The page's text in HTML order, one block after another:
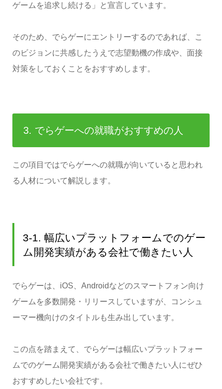
ゲームを追求し続ける」と宣言しています。
そのため、でらゲーにエントリーするのであれば、こ
のビジョンに共感したうえで志望動機の作成や、面接
対策をしておくことをおすすめします。
3. でらゲーへの就職がおすすめの人
この項目ではでらゲーへの就職が向いていると思われ
る人材について解説します。
3-1. 幅広いプラットフォームでのゲー
ム開発実績がある会社で働きたい人
でらゲーは、iOS、Androidなどのスマートフォン向け
ゲームを多数開発・リリースしていますが、コンシュ
ーマー機向けのタイトルも生み出しています。
この点を踏まえて、でらゲーは幅広いプラットフォー
ムでのゲーム開発実績がある会社で働きたい人にぜひ
おすすめしたい会社です。